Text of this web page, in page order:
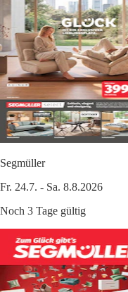
Segmüller
Fr. 24.7. - Sa. 8.8.2026
Noch 3 Tage gültig